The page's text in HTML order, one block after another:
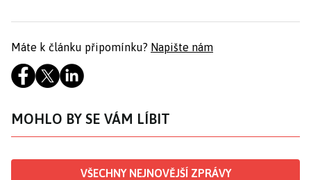
Máte k článku připomínku? Napište nám
MOHLO BY SE VÁM LÍBIT
VŠECHNY NEJNOVĚJŠÍ ZPRÁVY